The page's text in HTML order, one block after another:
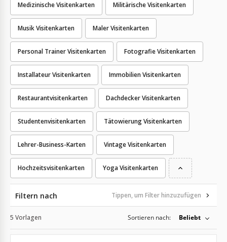
Medizinische Visitenkarten Militärische Visitenkarten
Musik Visitenkarten Maler Visitenkarten
Personal Trainer Visitenkarten Fotografie Visitenkarten
Installateur Visitenkarten Immobilien Visitenkarten
Restaurantvisitenkarten Dachdecker Visitenkarten
Studentenvisitenkarten Tätowierung Visitenkarten
Lehrer-Business-Karten Vintage Visitenkarten
Hochzeitsvisitenkarten Yoga Visitenkarten
Filtern nach Tippen, um Filter hinzuzufügen
5 Vorlagen Sortieren nach: Beliebt